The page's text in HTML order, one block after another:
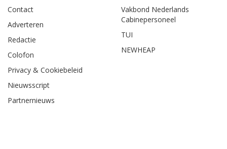
Contact
Adverteren
Redactie
Colofon
Privacy & Cookiebeleid
Nieuwsscript
Partnernieuws
Vakbond Nederlands
Cabinepersoneel
TUI
NEWHEAP